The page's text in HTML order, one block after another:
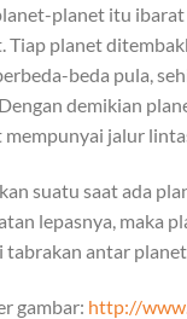
planet itu
Tiap planet
beda pula,
demikian
mempunyai jalur
suatu saat ada
lepasnya, maka
antar
gambar: http://